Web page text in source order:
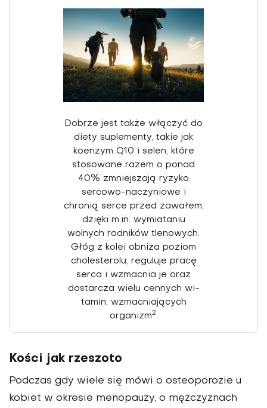
Dobrze jest także włączyć do
diety suplementy, takie jak
koenzym Q10 i se­len, które
stosowane razem o ponad
40% zmniejszają ryzyko
sercowo­-naczyniowe i
chronią serce przed zawałem,
dzięki m.in. wymiataniu
wolnych rodników tlenowych.
Głóg z kolei obniża poziom
choleste­rolu, reguluje pracę
serca i wzmacnia je oraz
dostarcza wielu cennych wi­
tamin, wzmacniających
organizm2.
Kości jak rzeszoto
Podczas gdy wiele się mówi o osteopo­rozie u
kobiet w okresie menopauzy, o mężczyznach